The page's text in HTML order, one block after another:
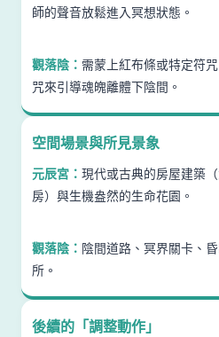
師的聲音放鬆進入冥想狀態。
觀落陰： 需蒙上紅布條或特定符
咒來引導魂魄離體下陰間。
空間場景與所見景象
元辰宮： 現代或古典的房屋建築
房）與生機盎然的生命花園。
觀落陰： 陰間道路、冥界關卡、
所。
後續的「調整動作」